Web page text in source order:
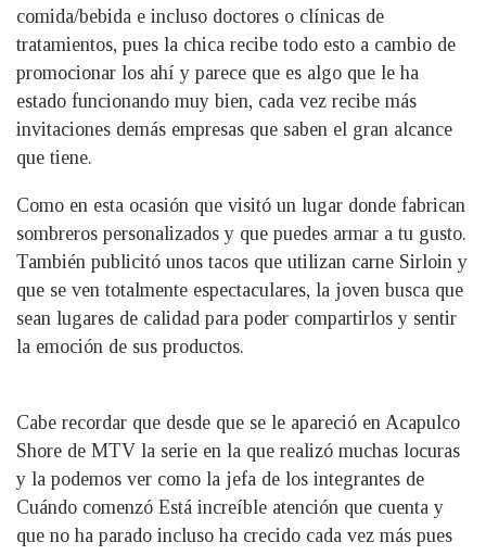
comida/bebida e incluso doctores o clínicas de
tratamientos, pues la chica recibe todo esto a cambio de
promocionar los ahí y parece que es algo que le ha
estado funcionando muy bien, cada vez recibe más
invitaciones demás empresas que saben el gran alcance
que tiene.
Como en esta ocasión que visitó un lugar donde fabrican
sombreros personalizados y que puedes armar a tu gusto.
También publicitó unos tacos que utilizan carne Sirloin y
que se ven totalmente espectaculares, la joven busca que
sean lugares de calidad para poder compartirlos y sentir
la emoción de sus productos.
Cabe recordar que desde que se le apareció en Acapulco
Shore de MTV la serie en la que realizó muchas locuras
y la podemos ver como la jefa de los integrantes de
Cuándo comenzó Está increíble atención que cuenta y
que no ha parado incluso ha crecido cada vez más pues